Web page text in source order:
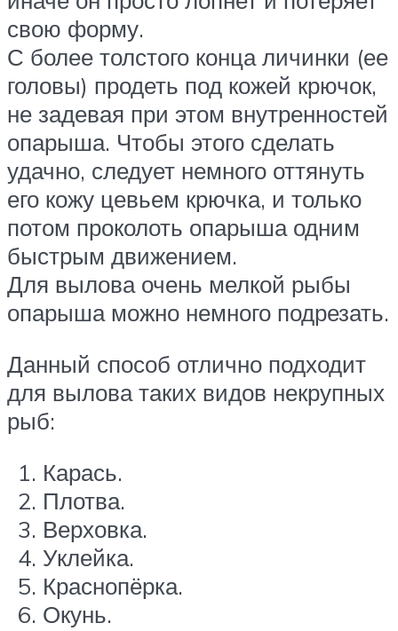
свою форму.
С более толстого конца личинки (ее
головы) продеть под кожей крючок,
не задевая при этом внутренностей
опарыша. Чтобы этого сделать
удачно, следует немного оттянуть
его кожу цевьем крючка, и только
потом проколоть опарыша одним
быстрым движением.
Для вылова очень мелкой рыбы
опарыша можно немного подрезать.
Данный способ отлично подходит
для вылова таких видов некрупных
рыб:
Карась.
Плотва.
Верховка.
Уклейка.
Краснопёрка.
Окунь.